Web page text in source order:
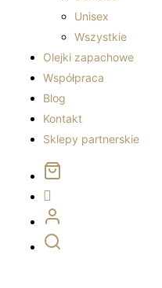
Unisex
Wszystkie
Olejki zapachowe
Współpraca
Blog
Kontakt
Sklepy partnerskie